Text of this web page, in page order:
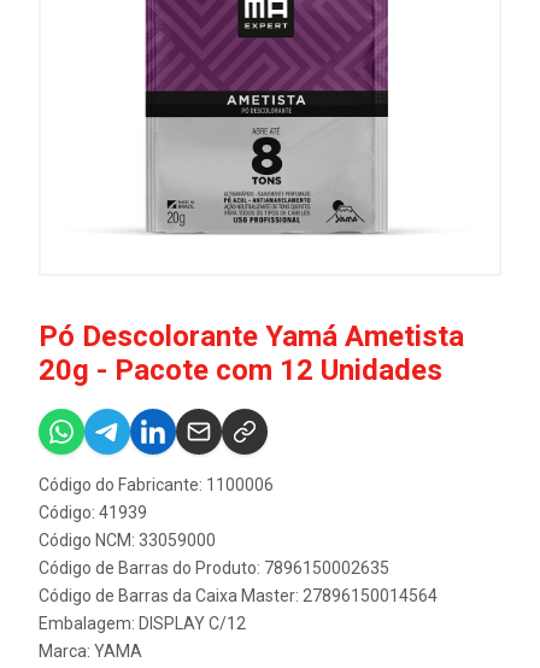
Pó Descolorante Yamá Ametista
20g - Pacote com 12 Unidades
Código do Fabricante: 1100006
Código: 41939
Código NCM: 33059000
Código de Barras do Produto: 7896150002635
Código de Barras da Caixa Master: 27896150014564
Embalagem: DISPLAY C/12
Marca: YAMA